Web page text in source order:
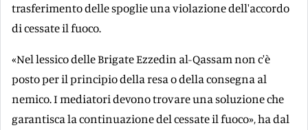
trasferimento delle spoglie una violazione dell'accordo
di cessate il fuoco.
«Nel lessico delle Brigate Ezzedin al-Qassam non c'è
posto per il principio della resa o della consegna al
nemico. I mediatori devono trovare una soluzione che
garantisca la continuazione del cessate il fuoco», ha dal